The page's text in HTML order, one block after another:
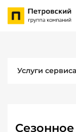
Услуги сервиса